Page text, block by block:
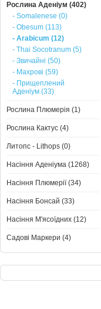
Рослина Аденіум (402)
- Somalenese (0)
- Obesum (113)
- Arabicum (12)
- Thai Socotranum (5)
- Звичайні (50)
- Махрові (59)
- Прищеплений
Аденіум (33)
Рослина Плюмерія (1)
Рослина Кактус (4)
Литопс - Lithops (0)
Насіння Аденіума (1268)
Насіння Плюмерії (34)
Насіння Бонсай (33)
Насіння М'ясоїдних (12)
Садові Маркери (4)